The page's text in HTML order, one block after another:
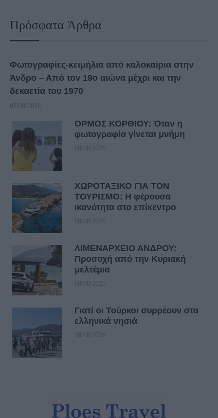
Πρόσφατα Άρθρα
Φωτογραφίες-κειμήλια από καλοκαίρια στην
Άνδρο – Από τον 19ο αιώνα μέχρι και την
δεκαετία του 1970
08/08/2026
ΟΡΜΟΣ ΚΟΡΘΙΟΥ: Όταν η
φωτογραφία γίνεται μνήμη
08/08/2026
ΧΩΡΟΤΑΞΙΚΟ ΓΙΑ ΤΟΝ
ΤΟΥΡΙΣΜΟ: Η φέρουσα
ικανότητα στο επίκεντρο
08/08/2026
ΛΙΜΕΝΑΡΧΕΙΟ ΑΝΔΡΟΥ:
Προσοχή από την Κυριακή
μελτέμια
08/08/2026
Γιατί οι Τούρκοι συρρέουν στα
ελληνικά νησιά
08/08/2026